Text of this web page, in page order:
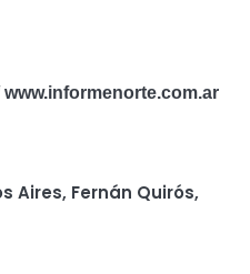
Aires, Fernán Quirós,